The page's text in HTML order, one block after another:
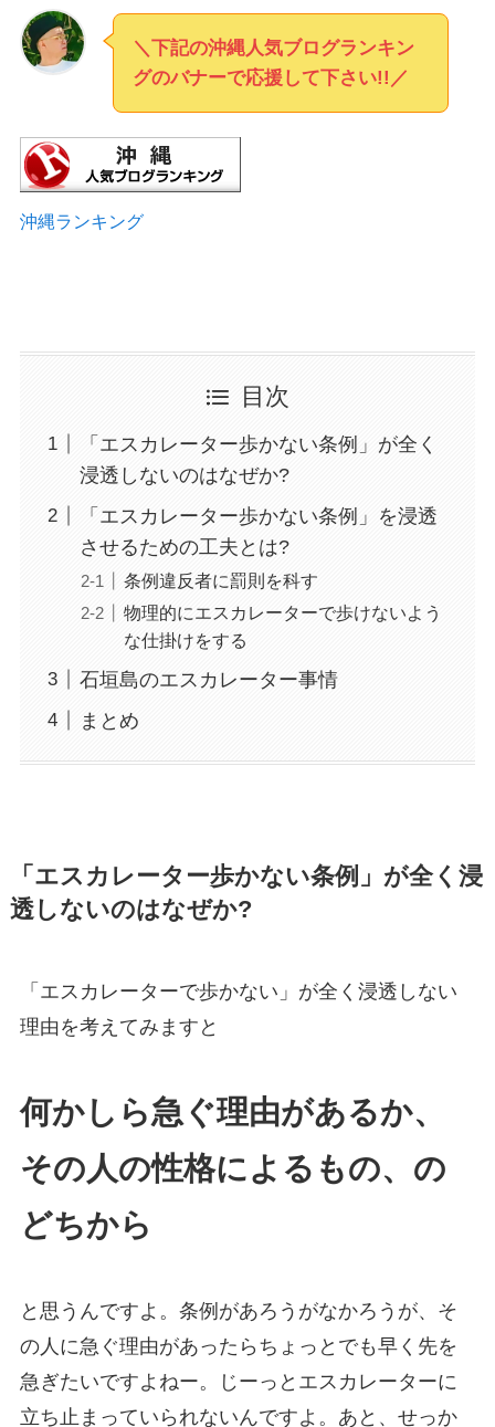
＼下記の沖縄人気ブログランキン
グのバナーで応援して下さい!!／
沖縄ランキング
目次
「エスカレーター歩かない条例」が全く
浸透しないのはなぜか?
「エスカレーター歩かない条例」を浸透
させるための工夫とは?
条例違反者に罰則を科す
物理的にエスカレーターで歩けないよう
な仕掛けをする
石垣島のエスカレーター事情
まとめ
「エスカレーター歩かない条例」が全く浸
透しないのはなぜか?
「エスカレーターで歩かない」が全く浸透しない
理由を考えてみますと
何かしら急ぐ理由があるか、
その人の性格によるもの、の
どちから
と思うんですよ。条例があろうがなかろうが、そ
の人に急ぐ理由があったらちょっとでも早く先を
急ぎたいですよねー。じーっとエスカレーターに
立ち止まっていられないんですよ。あと、せっか